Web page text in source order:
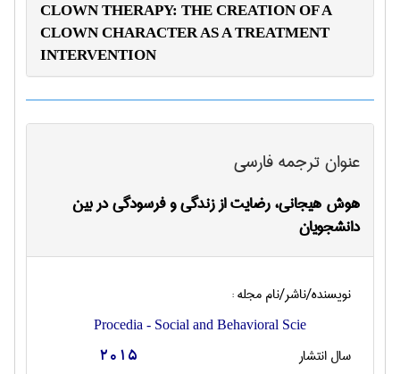
CLOWN THERAPY: THE CREATION OF A
CLOWN CHARACTER AS A TREATMENT
INTERVENTION
عنوان ترجمه فارسی
هوش هیجانی، رضایت از زندگی و فرسودگی در بین
دانشجویان
نویسنده/ناشر/نام مجله :
Procedia - Social and Behavioral Scie
سال انتشار 2015